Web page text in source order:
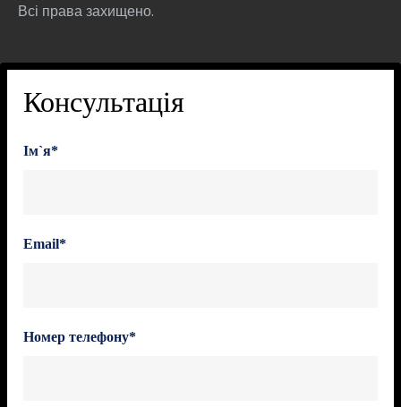
Всі права захищено.
Консультація
Ім`я*
Email*
Номер телефону*